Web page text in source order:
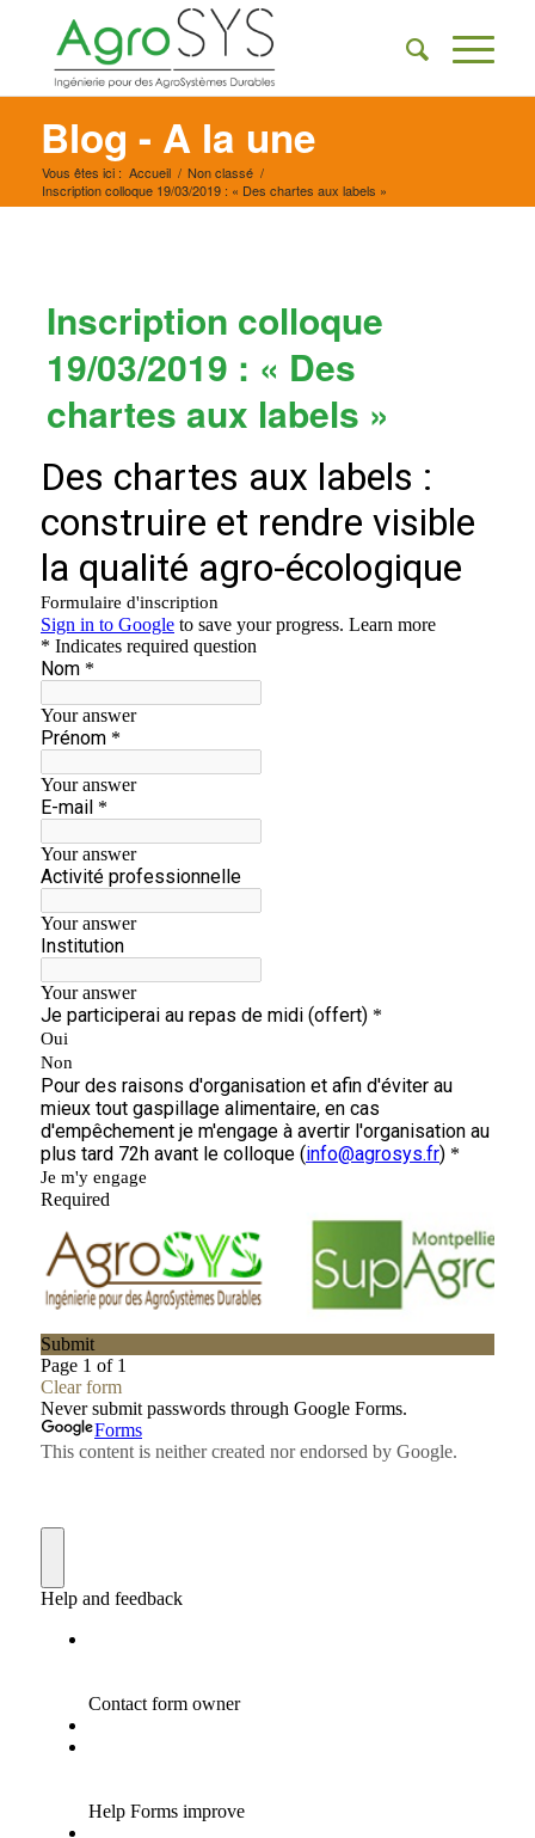
Blog - A la une
Vous êtes ici : Accueil / Non classé /
Inscription colloque 19/03/2019 : « Des chartes aux labels »
Inscription colloque
19/03/2019 : « Des
chartes aux labels »